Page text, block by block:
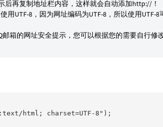
后再复制地址栏内容，这样就会自动添加http://！
用UTF-8，因为网址编码为UTF-8，所以使用UTF-8
邮箱的网址安全提示，您可以根据您的需要自行修
html; charset=UTF-8");